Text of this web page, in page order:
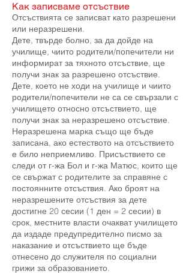
Как записваме отсъствие
Отсъствията се записват като разрешени
или неразрешени.
Дете, твърде болно, за да дойде на
училище, чиито родители/попечители ни
информират за тяхното отсъствие, ще
получи знак за разрешено отсъствие.
Дете, което не ходи на училище и чиито
родители/попечители не са се свързали с
училището относно отсъствието, ще
получи знак за неразрешено отсъствие.
Неразрешена марка също ще бъде
записана, ако естеството на отсъствието
е било неприемливо. Присъствието се
следи от г-жа Бол и г-жа Матюс, които ще
се свържат с родителите за справяне с
постоянните отсъствия. Ако броят на
неразрешените отсъствия за дете
достигне 20 сесии (1 ден = 2 сесии) в
срок, местните власти очакват училището
да издаде предупредително писмо за
наказание и отсъствието ще бъде
отнесено до служителя по социални
грижи за образованието.